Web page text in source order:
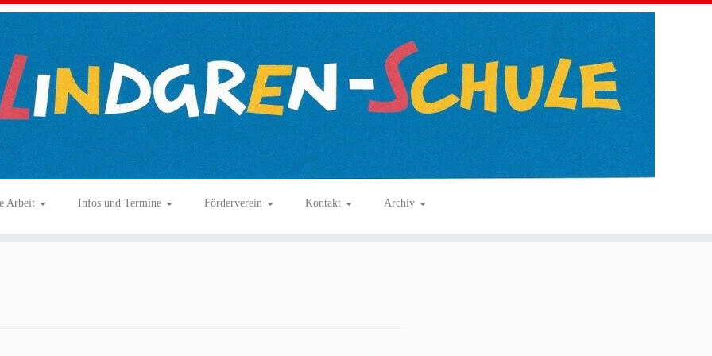
Arbeit Infos und Termine Förderverein Kontakt Archiv